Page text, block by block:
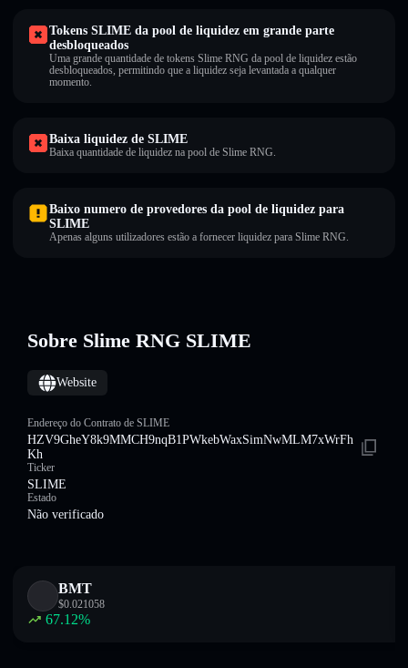
Tokens SLIME da pool de liquidez em grande parte
desbloqueados
Uma grande quantidade de tokens Slime RNG da pool de liquidez estão
desbloqueados, permitindo que a liquidez seja levantada a qualquer
momento.
Baixa liquidez de SLIME
Baixa quantidade de liquidez na pool de Slime RNG.
Baixo numero de provedores da pool de liquidez para
SLIME
Apenas alguns utilizadores estão a fornecer liquidez para Slime RNG.
Sobre Slime RNG SLIME
Website
Endereço do Contrato de SLIME
HZV9GheY8k9MMCH9nqB1PWkebWaxSimNwMLM7xWrFh
Kh
Ticker
SLIME
Estado
Não verificado
BMT
$0.021058
67.12%